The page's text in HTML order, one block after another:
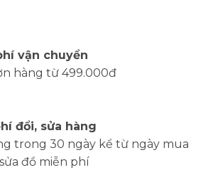
vận chuyển
hàng từ 499.000đ
đổi, sửa hàng
trong 30 ngày kể từ ngày mua
đồ miễn phí